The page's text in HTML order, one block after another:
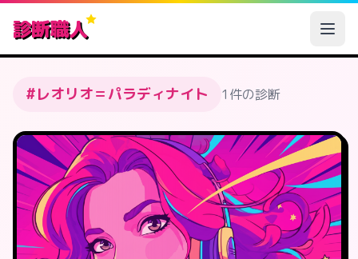
診断職人
#レオリオ＝パラディナイト 1件の診断